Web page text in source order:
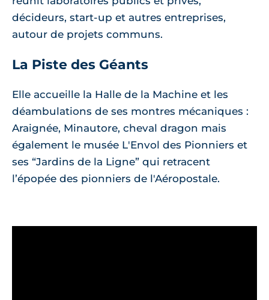
décideurs, start-up et autres entreprises,
autour de projets communs.
La Piste des Géants
Elle accueille la Halle de la Machine et les
déambulations de ses montres mécaniques :
Araignée, Minautore, cheval dragon mais
également le musée L'Envol des Pionniers et
ses “Jardins de la Ligne” qui retracent
l’épopée des pionniers de l'Aéropostale.